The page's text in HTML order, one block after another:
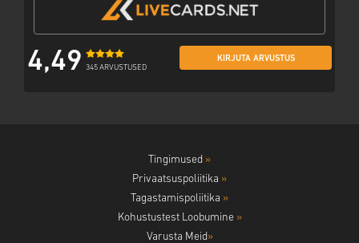
4,49 345 ARVUSTUSED
KIRJUTA ARVUSTUS
Tingimused »
Privaatsuspoliitika »
Tagastamispoliitika »
Kohustustest Loobumine »
Varusta Meid»